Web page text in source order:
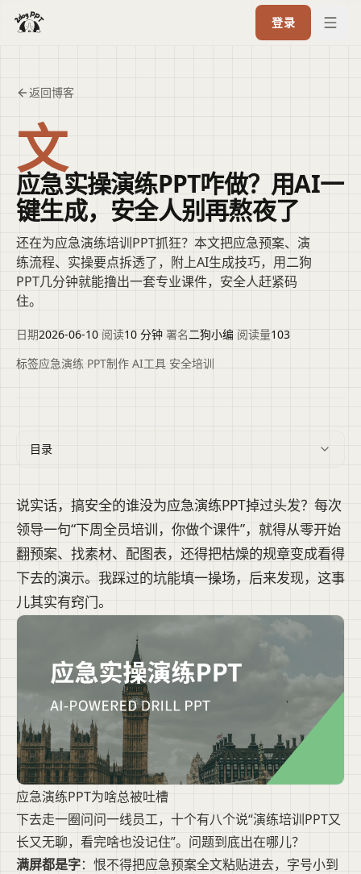
登录
返回博客
文
应急实操演练PPT咋做？用AI一
键生成，安全人别再熬夜了
还在为应急演练培训PPT抓狂？本文把应急预案、演
练流程、实操要点拆透了，附上AI生成技巧，用二狗
PPT几分钟就能撸出一套专业课件，安全人赶紧码
住。
日期2026-06-10 阅读10 分钟 署名二狗小编 阅读量103
标签应急演练 PPT制作 AI工具 安全培训
目录
说实话，搞安全的谁没为应急演练PPT掉过头发？每次
领导一句“下周全员培训，你做个课件”，就得从零开始
翻预案、找素材、配图表，还得把枯燥的规章变成看得
下去的演示。我踩过的坑能填一操场，后来发现，这事
儿其实有窍门。
应急演练PPT为啥总被吐槽
下去走一圈问问一线员工，十个有八个说“演练培训PPT又
长又无聊，看完啥也没记住”。问题到底出在哪儿？
满屏都是字：恨不得把应急预案全文粘贴进去，字号小到